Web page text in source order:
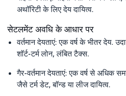
अथॉरिटी के लिए देय दायित्व.
सेटलमेंट अवधि के आधार पर
वर्तमान देयताएं: एक वर्ष के भीतर देय.
शॉर्ट-टर्म लोन, लंबित टैक्स.
गैर-वर्तमान देयताएं: एक वर्ष से अधिक
जैसे टर्म डेट, बॉन्ड या लीज दायित्व.